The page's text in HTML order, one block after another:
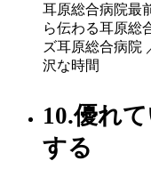
耳原総合病院最
ら伝わる耳原総
ズ耳原総合病院
沢な時間
10.優れ
する